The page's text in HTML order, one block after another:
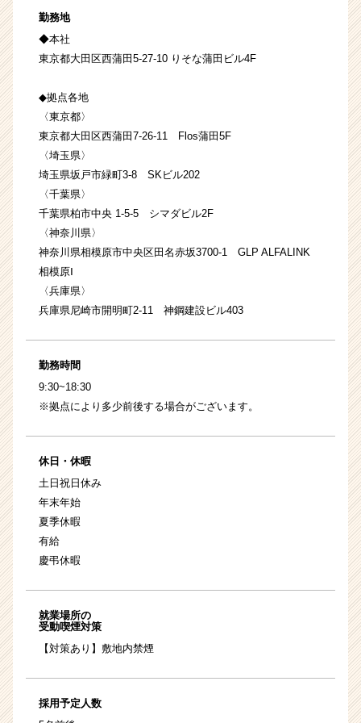
勤務地
◆本社
東京都大田区西蒲田5-27-10 りそな蒲田ビル4F
◆拠点各地
〈東京都〉
東京都大田区西蒲田7-26-11 Flos蒲田5F
〈埼玉県〉
埼玉県坂戸市緑町3-8 SKビル202
〈千葉県〉
千葉県柏市中央 1-5-5 シマダビル2F
〈神奈川県〉
神奈川県相模原市中央区田名赤坂3700-1 GLP ALFALINK
相模原Ⅰ
〈兵庫県〉
兵庫県尼崎市開明町2-11 神鋼建設ビル403
勤務時間
9:30~18:30
※拠点により多少前後する場合がございます。
休日・休暇
土日祝日休み
年末年始
夏季休暇
有給
慶弔休暇
就業場所の
受動喫煙対策
【対策あり】敷地内禁煙
採用予定人数